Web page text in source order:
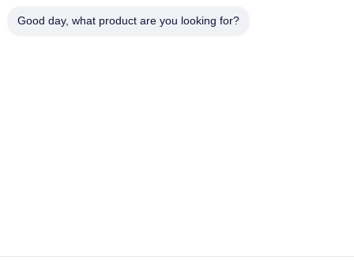
Good day, what product are you looking for?